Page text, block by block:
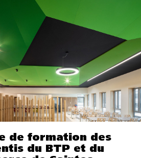
de formation des
du BTP et du